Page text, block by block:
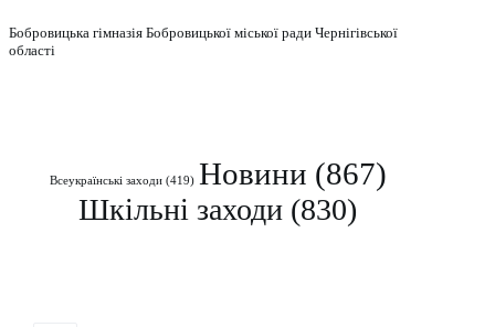
Бобровицька гімназія Бобровицької міської ради Чернігівської
області
Всеукраїнські заходи(419) Новини (867)
Шкільні заходи (830)